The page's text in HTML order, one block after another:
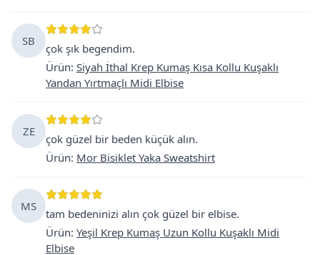
SB
çok şık begendim.
Ürün: Siyah İthal Krep Kumaş Kısa Kollu Kuşaklı
Yandan Yırtmaçlı Midi Elbise
ZE
çok güzel bir beden küçük alın.
Ürün: Mor Bisiklet Yaka Sweatshirt
MS
tam bedeninizi alın çok güzel bir elbise.
Ürün: Yeşil Krep Kumaş Uzun Kollu Kuşaklı Midi
Elbise